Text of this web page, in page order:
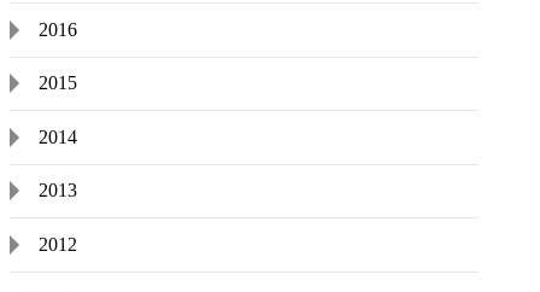
2016
2015
2014
2013
2012